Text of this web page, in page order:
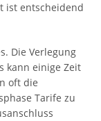
ist entscheidend
Die Verlegung
kann einige Zeit
oft die
Tarife zu